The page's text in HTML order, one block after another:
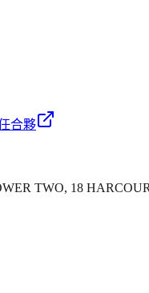
合夥
TWO, 18